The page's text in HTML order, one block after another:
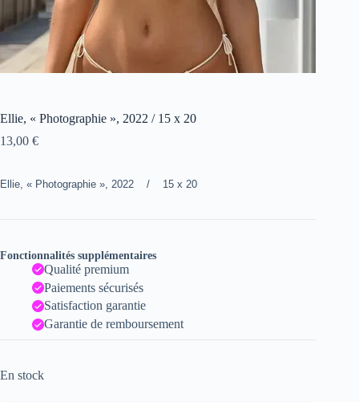
Ellie, « Photographie », 2022 / 15 x 20
13,00 €
Ellie, « Photographie », 2022 / 15 x 20
Fonctionnalités supplémentaires
Qualité premium
Paiements sécurisés
Satisfaction garantie
Garantie de remboursement
En stock